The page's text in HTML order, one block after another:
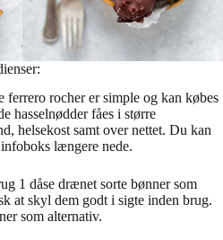
ferrero rocher er simple og kan købes
hasselnødder fåes i større
helsekost samt over nettet. Du kan
længere nede.
1 dåse drænet sorte bønner som
at skyl dem godt i sigte inden brug.
som alternativ.